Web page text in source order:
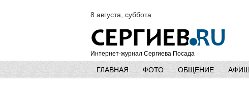
8 августа, суббота
Интернет-журнал Сергиева Посада
ГЛАВНАЯ ФОТО ОБЩЕНИЕ